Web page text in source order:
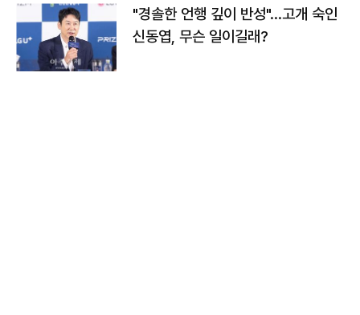
"경솔한 언행 깊이 반성"…고개 숙인
신동엽, 무슨 일이길래?